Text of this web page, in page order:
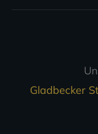
Gladbecker